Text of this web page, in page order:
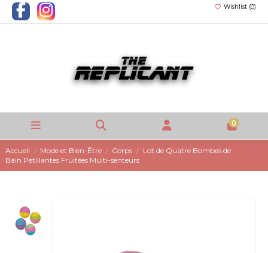
Wishlist (0)
0
Accueil Mode et Bien-Être Corps
Lot de Quatre Bombes de
Bain Pétillantes Fruitées Multi-senteurs